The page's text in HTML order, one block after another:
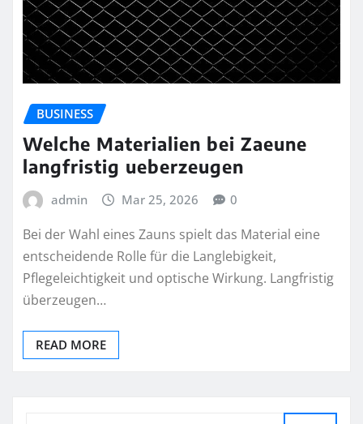
BUSINESS
Welche Materialien bei Zaeune
langfristig ueberzeugen
admin Mar 25, 2026 0
Bei der Wahl eines Zauns spielt das Material eine
entscheidende Rolle für die Langlebigkeit,
Pflegeleichtigkeit und optische Wirkung. Langfristig
überzeugen…
READ MORE